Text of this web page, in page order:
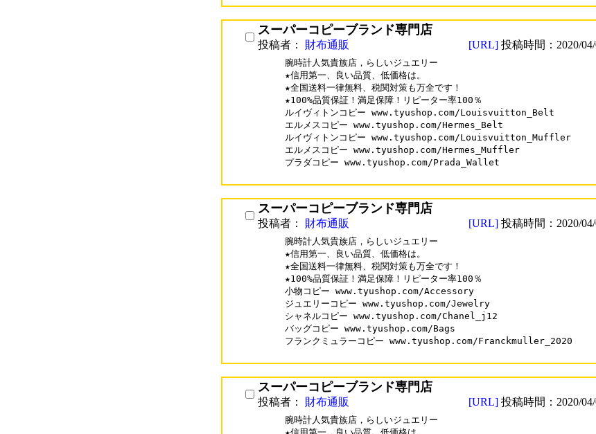
スーパーコピーブランド専門店
投稿者：
財布通販 [URL] 投稿時間：2020/
腕時計人気貴族店，らしいジュエリー
★信用第一、良い品質、低価格は。
★全国送料一律無料、税関対策も万全です！
★100%品質保証！満足保障！リピーター率100％
ルイヴィトンコピー www.tyushop.com/Louisvuitton_Belt
エルメスコピー www.tyushop.com/Hermes_Belt
ルイヴィトンコピー www.tyushop.com/Louisvuitton_Muffler
エルメスコピー www.tyushop.com/Hermes_Muffler
プラダコピー www.tyushop.com/Prada_Wallet
スーパーコピーブランド専門店
投稿者：
財布通販 [URL] 投稿時間：2020/
腕時計人気貴族店，らしいジュエリー
★信用第一、良い品質、低価格は。
★全国送料一律無料、税関対策も万全です！
★100%品質保証！満足保障！リピーター率100％
小物コピー www.tyushop.com/Accessory
ジュエリーコピー www.tyushop.com/Jewelry
シャネルコピー www.tyushop.com/Chanel_j12
バッグコピー www.tyushop.com/Bags
フランクミュラーコピー www.tyushop.com/Franckmuller_2020
スーパーコピーブランド専門店
投稿者：
財布通販 [URL] 投稿時間：2020/
腕時計人気貴族店，らしいジュエリー